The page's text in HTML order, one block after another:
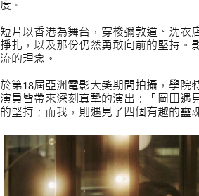
度。
短片以香港為舞台，穿梭彌敦道、洗衣
掙扎，以及那份仍然勇敢向前的堅持。
流的理念。
於第18屆亞洲電影大獎期間拍攝，學院
演員皆帶來深刻真摯的演出：「岡田遇
的堅持；而我，則遇見了四個有趣的靈